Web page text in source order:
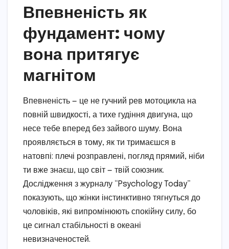
Впевненість як
фундамент: чому
вона притягує
магнітом
Впевненість — це не гучний рев мотоцикла на
повній швидкості, а тихе гудіння двигуна, що
несе тебе вперед без зайвого шуму. Вона
проявляється в тому, як ти тримаєшся в
натовпі: плечі розправлені, погляд прямий, ніби
ти вже знаєш, що світ — твій союзник.
Дослідження з журналу “Psychology Today”
показують, що жінки інстинктивно тягнуться до
чоловіків, які випромінюють спокійну силу, бо
це сигнал стабільності в океані
невизначеностей.